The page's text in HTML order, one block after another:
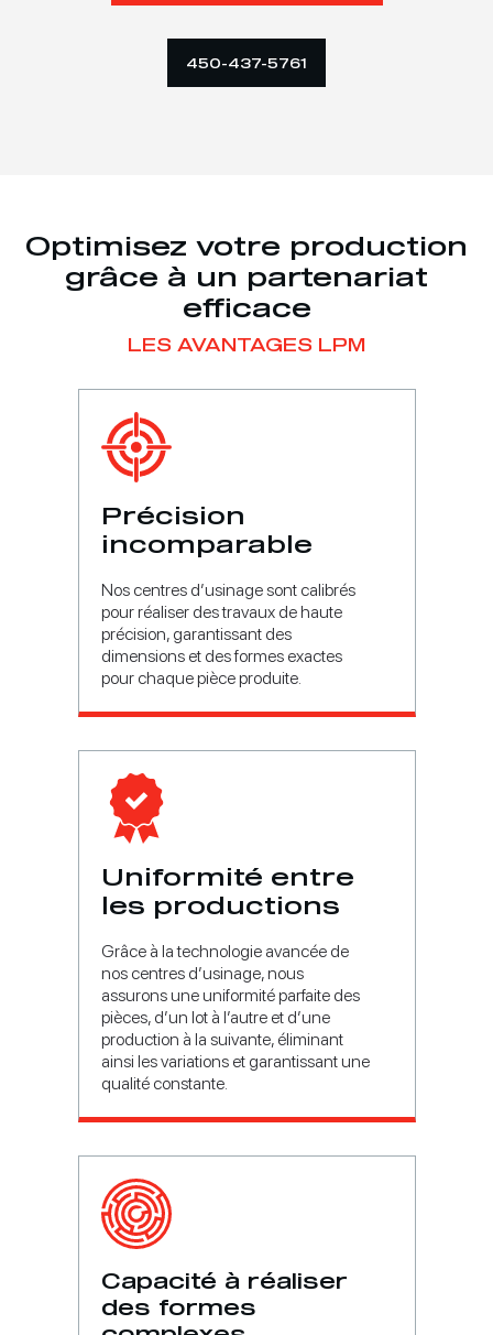
450-437-5761
Optimisez votre production
grâce à un partenariat
efficace
LES AVANTAGES LPM
Précision
incomparable
Nos centres d’usinage sont calibrés
pour réaliser des travaux de haute
précision, garantissant des
dimensions et des formes exactes
pour chaque pièce produite.
Uniformité entre
les productions
Grâce à la technologie avancée de
nos centres d’usinage, nous
assurons une uniformité parfaite des
pièces, d’un lot à l’autre et d’une
production à la suivante, éliminant
ainsi les variations et garantissant une
qualité constante.
Capacité à réaliser
des formes